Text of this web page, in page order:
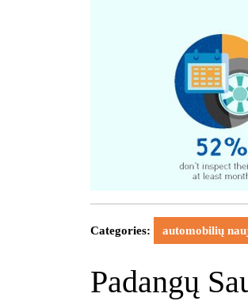
Categories: automobilių
Padangų